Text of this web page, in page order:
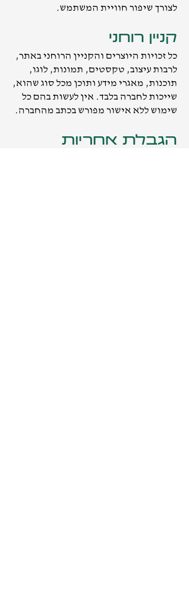
לצורך שיפור חוויית המשתמש.
קניין רוחני
כל זכויות היוצרים והקניין הרוחני באתר,
לרבות עיצוב, טקסטים, תמונות, לוגו,
תוכנות, מאגרי מידע ותוכן מכל סוג שהוא,
שייכות לחברה בלבד. אין לעשות בהם כל
שימוש ללא אישור מפורש בכתב מהחברה.
הגבלת אחריות